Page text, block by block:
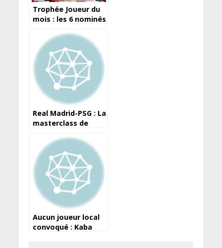
Trophée Joueur du
mois : les 6 nominés
remise de la saison
Real Madrid-PSG : La
masterclass de
Parc
Aucun joueur local
convoqué : Kaba